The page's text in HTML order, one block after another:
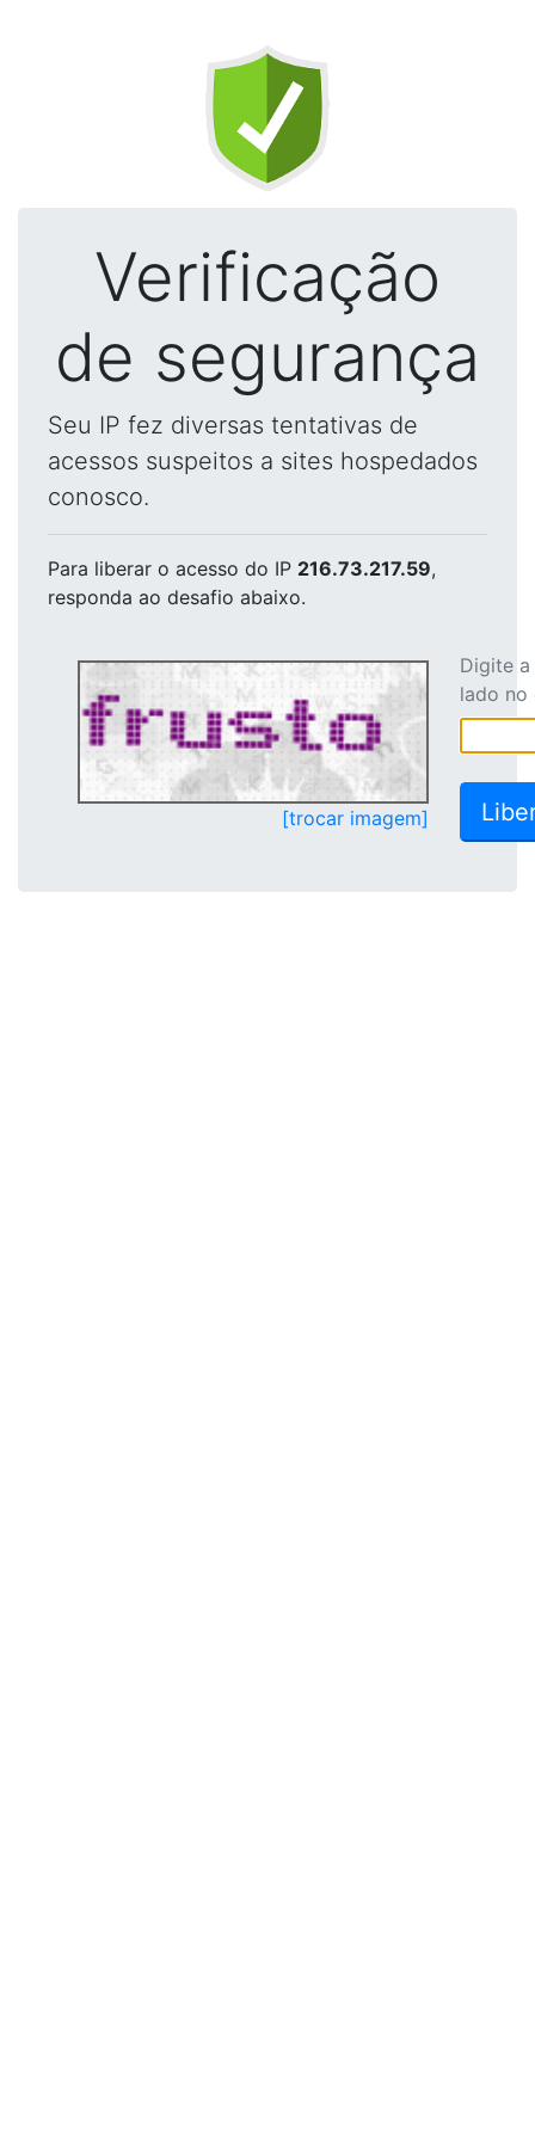
Verificação
de segurança
Seu IP fez diversas tentativas de
acessos suspeitos a sites hospedados
conosco.
Para liberar o acesso do IP 216.73.217.59,
responda ao desafio abaixo.
[trocar imagem]
Digite
lado no